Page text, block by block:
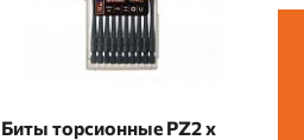
Биты торсионные PZ2 х